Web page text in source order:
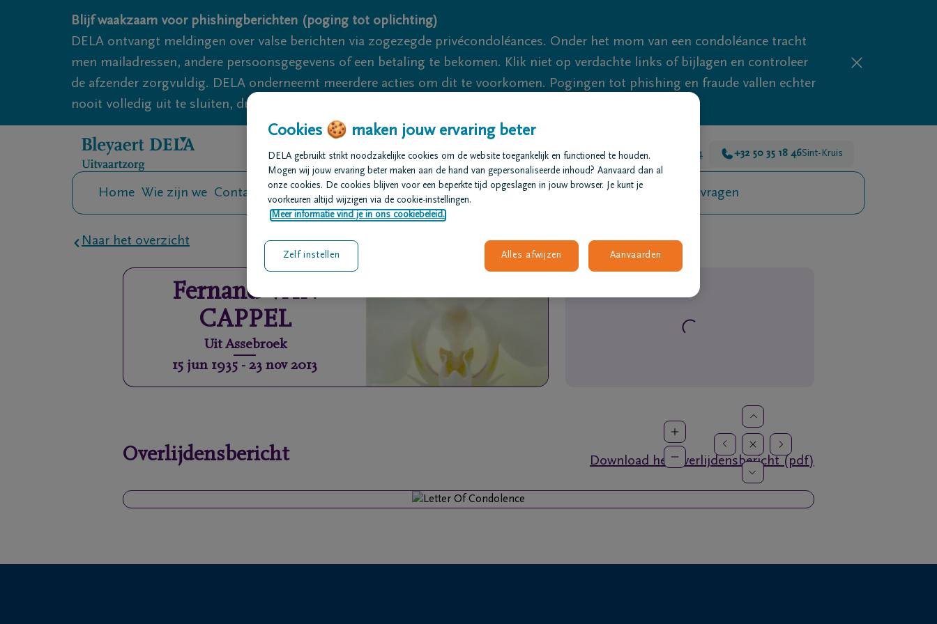
Overslaan en naar inhoud gaan
Blijf waakzaam voor phishingberichten (poging tot oplichting)
DELA ontvangt meldingen over valse berichten via zogezegde privécondoléances. Onder het mom van een condoléance tracht
men mailadressen, andere persoonsgegevens of een betaling te bekomen. Klik niet op verdachte links of bijlagen en controleer
de afzender zorgvuldig. DELA onderneemt meerdere acties om dit te voorkomen. Pogingen tot phishing en fraude vallen echter
nooit volledig uit te sluiten, dus blijf waakzaam.
We zijn er voor je 24u/24 +32 50 35 18 46Sint-Kruis
Home Wie zijn we Contact Uitvaart regelen Overlijdensberichten Ons uitvaartcentrum Veelgestelde vragen
Naar het overzicht
Fernand VAN
CAPPEL
Uit Assebroek
15 jun 1935 -23 nov 2013
Overlijdensbericht Download het overlijdensbericht (pdf)
Cookies 🍪 maken jouw ervaring beter
DELA gebruikt strikt noodzakelijke cookies om de website toegankelijk en functioneel te houden.
Mogen wij jouw ervaring beter maken aan de hand van gepersonaliseerde inhoud? Aanvaard dan al
onze cookies. De cookies blijven voor een beperkte tijd opgeslagen in jouw browser. Je kunt je
voorkeuren altijd wijzigen via de cookie-instellingen.
Meer informatie vind je in ons cookiebeleid.
Alles afwijzen Aanvaarden
Zelf instellen